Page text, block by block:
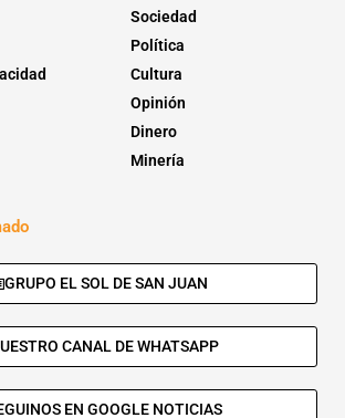
Sociedad
Política
Cultura
Opinión
Dinero
Minería
GRUPO EL SOL DE SAN JUAN
CANAL DE WHATSAPP
EN GOOGLE NOTICIAS